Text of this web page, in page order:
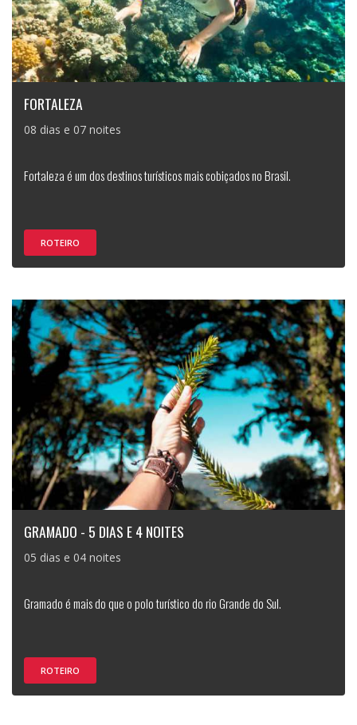
FORTALEZA
08 dias e 07 noites
Fortaleza é um dos destinos turísticos mais cobiçados no Brasil.
ROTEIRO
GRAMADO - 5 DIAS E 4 NOITES
05 dias e 04 noites
Gramado é mais do que o polo turístico do rio Grande do Sul.
ROTEIRO